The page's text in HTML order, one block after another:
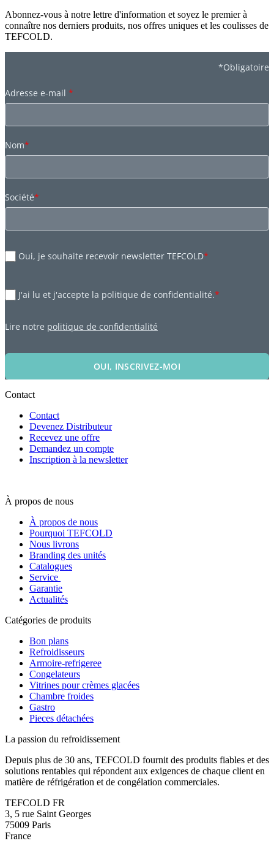
Abonnez-vous à notre lettre d'information et soyez le premier à
connaître nos derniers produits, nos offres uniques et les coulisses de
TEFCOLD.
*Obligatoire
Adresse e-mail *
Nom*
Société*
Oui, je souhaite recevoir newsletter TEFCOLD*
J'ai lu et j'accepte la politique de confidentialité.*
Lire notre politique de confidentialité
OUI, INSCRIVEZ-MOI
Contact
Contact
Devenez Distributeur
Recevez une offre
Demandez un compte
Inscription à la newsletter
À propos de nous
À propos de nous
Pourquoi TEFCOLD
Nous livrons
Branding des unités
Catalogues
Service
Garantie
Actualités
Catégories de produits
Bon plans
Refroidisseurs
Armoire-refrigeree
Congelateurs
Vitrines pour crèmes glacées
Chambre froides
Gastro
Pieces détachées
La passion du refroidissement
Depuis plus de 30 ans, TEFCOLD fournit des produits fiables et des
solutions rentables qui répondent aux exigences de chaque client en
matière de réfrigération et de congélation commerciales.
TEFCOLD FR
3, 5 rue Saint Georges
75009 Paris
France